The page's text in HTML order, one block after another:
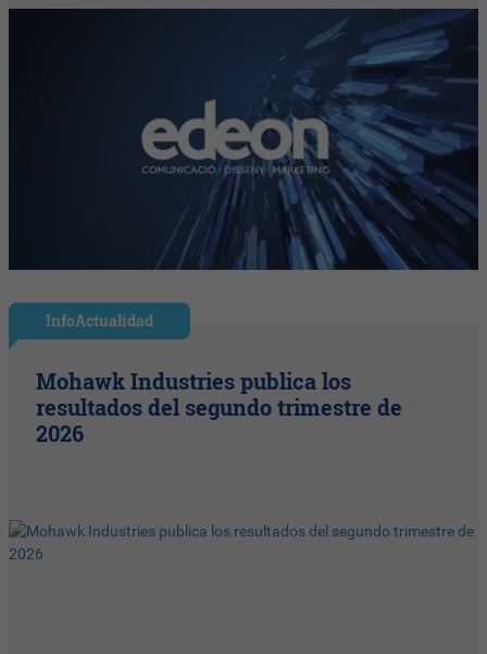
InfoActualidad
Mohawk Industries publica los
resultados del segundo trimestre de
2026